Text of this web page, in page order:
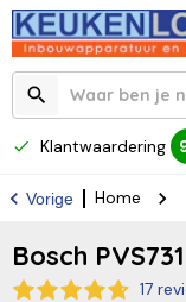
Klantwaardering
Vorige Home
Bosch
17